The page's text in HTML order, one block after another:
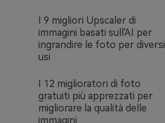
I 9 migliori Upscaler di
immagini basati sull'AI per
ingrandire le foto per diversi
usi
I 12 miglioratori di foto
gratuiti più apprezzati per
migliorare la qualità delle
immagini